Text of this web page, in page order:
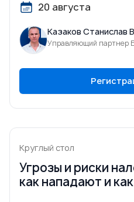
20 августа
Казаков Станислав
Управляющий
Круглый стол
Угрозы и риски
как нападают и